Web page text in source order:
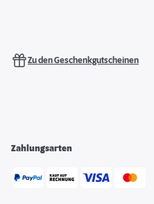
Zu den Geschenkgutscheinen
Zahlungsarten